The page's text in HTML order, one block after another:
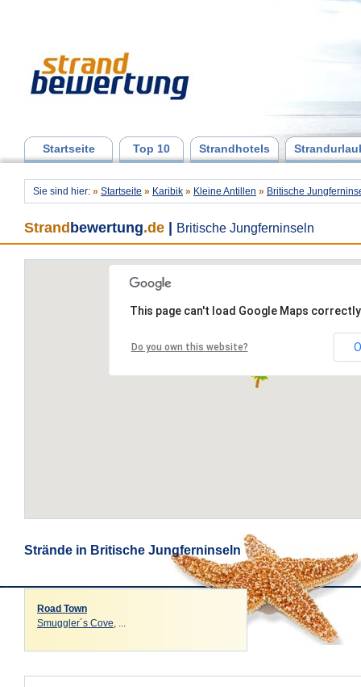
Startseite Top 10 Strandhotels
Sie sind hier: » Startseite » Karibik » Kleine Antillen » Britische
Strand bewertung.de Britische Jungferninseln
This page can't load Google Maps
Do you own this website?
Strände in Britische Jungferninseln
Road Town
Smuggler´s Cove, ...